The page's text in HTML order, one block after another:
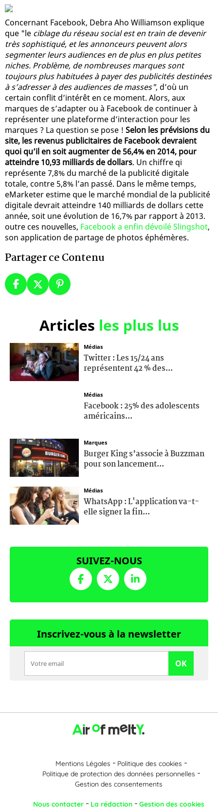
Concernant Facebook, Debra Aho Williamson explique
que "le ciblage du réseau social est en train de devenir
très sophistiqué, et les annonceurs peuvent alors
segmenter leurs audiences en de plus en plus petites
niches. Problème, de nombreuses marques sont
toujours plus habituées à payer des publicités destinées
à s’adresser à des audiences de masses", d’où un
certain conflit d’intérêt en ce moment. Alors, aux
marques de s’adapter ou à Facebook de continuer à
représenter une plateforme d’interaction pour les
marques ? La question se pose ! Selon les prévisions du
site, les revenus publicitaires de Facebook devraient
quoi qu’il en soit augmenter de 56,4% en 2014, pour
atteindre 10,93 milliards de dollars. Un chiffre qi
représente 7,8% du marché de la publicité digitale
totale, contre 5,8% l’an passé. Dans le même temps,
eMarketer estime que le marché mondial de la publicité
digitale devrait atteindre 140 milliards de dollars cette
année, soit une évolution de 16,7% par rapport à 2013.
outre ces nouvelles, Facebook a enfin dévoilé Slingshot,
son application de partage de photos éphémères.
Partager ce Contenu
Articles les plus lus
Médias
Twitter : Les 15/24 ans
représentent 42 % des...
Médias
Facebook : 25% des adolescents
américains...
Marques
Burger King s’associe à Buzzman
pour son lancement...
Médias
WhatsApp : L'application va-t-
elle signer la fin...
SUIVEZ-NOUS
Inscrivez-vous à la newsletter
OK
Mentions Légales
Politique des cookies
Politique de protection des données personnelles
Gestion des consentements
Nous contacter La rédaction Gestion des cookies